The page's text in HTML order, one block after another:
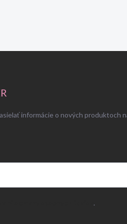
informácie o nových produktoch
.